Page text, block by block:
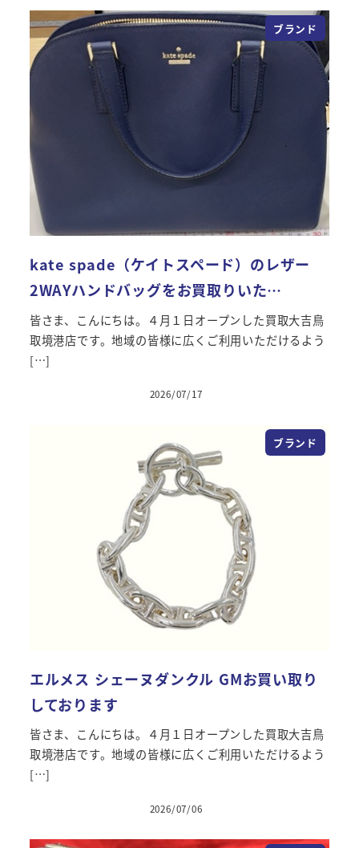
ブランド
kate spade（ケイトスペード）のレザー
2WAYハンドバッグをお買取りいた…
皆さま、こんにちは。４月１日オープンした買取大吉鳥
取境港店です。地域の皆様に広くご利用いただけるよう
[…]
投稿日
2026/07/17
ブランド
エルメス シェーヌダンクル GMお買い取り
しております
皆さま、こんにちは。４月１日オープンした買取大吉鳥
取境港店です。地域の皆様に広くご利用いただけるよう
[…]
投稿日
2026/07/06